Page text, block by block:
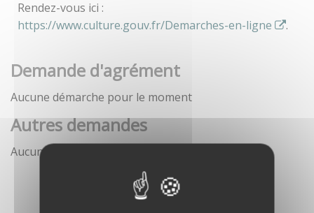
Rendez-vous ici :
https://www.culture.gouv.fr/Demarches-en-ligne
.
Demande d'agrément
Aucune démarche pour le moment
Autres demandes
Aucune démarche pour le moment